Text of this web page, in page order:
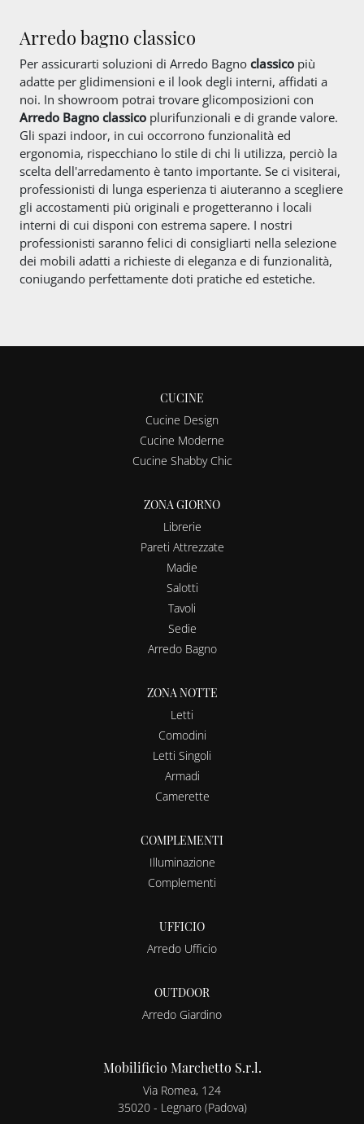
Arredo bagno classico
Per assicurarti soluzioni di Arredo Bagno classico più
adatte per glidimensioni e il look degli interni, affidati a
noi. In showroom potrai trovare glicomposizioni con
Arredo Bagno classico plurifunzionali e di grande valore.
Gli spazi indoor, in cui occorrono funzionalità ed
ergonomia, rispecchiano lo stile di chi li utilizza, perciò la
scelta dell'arredamento è tanto importante. Se ci visiterai,
professionisti di lunga esperienza ti aiuteranno a scegliere
gli accostamenti più originali e progetteranno i locali
interni di cui disponi con estrema sapere. I nostri
professionisti saranno felici di consigliarti nella selezione
dei mobili adatti a richieste di eleganza e di funzionalità,
coniugando perfettamente doti pratiche ed estetiche.
CUCINE
Cucine Design
Cucine Moderne
Cucine Shabby Chic
ZONA GIORNO
Librerie
Pareti Attrezzate
Madie
Salotti
Tavoli
Sedie
Arredo Bagno
ZONA NOTTE
Letti
Comodini
Letti Singoli
Armadi
Camerette
COMPLEMENTI
Illuminazione
Complementi
UFFICIO
Arredo Ufficio
OUTDOOR
Arredo Giardino
Mobilificio Marchetto S.r.l.
Via Romea, 124
35020 - Legnaro (Padova)